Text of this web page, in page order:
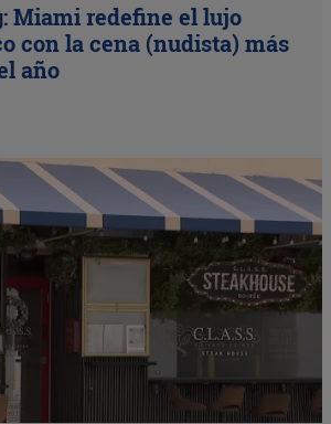
Miami redefine el lujo
con la cena (nudista) más
año